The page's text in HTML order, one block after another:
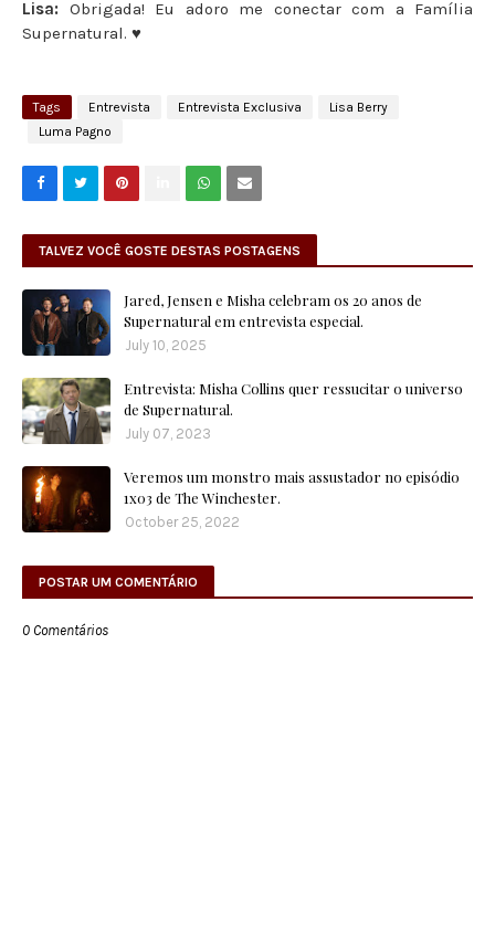
Lisa: Obrigada! Eu adoro me conectar com a Família
Supernatural. ♥
Tags Entrevista Entrevista Exclusiva
Lisa Berry
Luma Pagno
TALVEZ VOCÊ GOSTE DESTAS POSTAGENS
Jared, Jensen e Misha celebram os 20 anos de
Supernatural em entrevista especial.
July 10, 2025
Entrevista: Misha Collins quer ressucitar o universo
de Supernatural.
July 07, 2023
Veremos um monstro mais assustador no episódio
1x03 de The Winchester.
October 25, 2022
POSTAR UM COMENTÁRIO
0 Comentários